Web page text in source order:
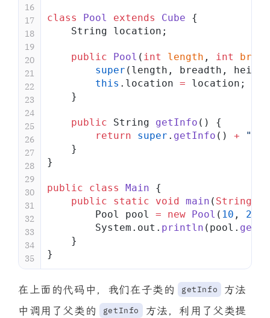
class Pool extends Cube {
    String location;
    public
Pool ( int length , int
        super
(length, breadth,
        this
.location = location;
    }
    public
String getInfo () {
        return
super . getInfo () + ",
    }
}
public class Main {
    public
static void main ( String
        Pool pool
= new Pool ( 10 , 20
        System.out.
println (pool.
    }
}
16
17
18
19
20
21
22
23
24
25
26
27
28
29
30
31
32
33
34
35
在上面的代码中，我们在子类的 getInfo
方法
中调用了父类的
getInfo
方法，利用了父类提